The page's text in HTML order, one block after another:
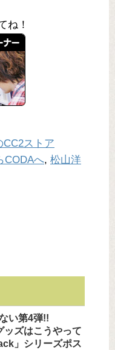
ね！
CC2ストア
へ, 松山洋
い第4弾!!
ッズはこうやって
」シリーズポス